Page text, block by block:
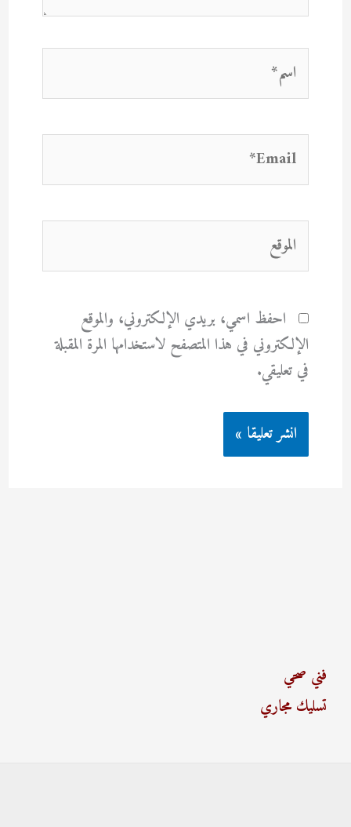
اسم*
Email*
الموقع
احفظ اسمي، بريدي الإلكتروني، والموقع
الإلكتروني في هذا المتصفح لاستخدامها المرة المقبلة
في تعليقي.
فني صحي
تسليك مجاري